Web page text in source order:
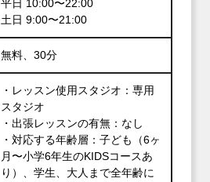
平日 10:00〜22:00
土日 9:00〜21:00
無料、30分
・レッスン使用スタジオ：専用
スタジオ
・出張レッスンの有無：なし
・対応する年齢層：子ども（6ヶ
月〜小学6年生のKIDSコースあ
り）、学生、大人まで全年齢に